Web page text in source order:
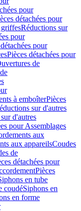
pour
détachées pour
griffesRéductions sur
pour
pour
Pièces détachées pour
de
à emboîterPièces
sur d'autres
d'autres
pour Assemblages
aux
aux appareilsCoudes
de
détachées pour
Pièces
en tube
coudéSiphons en
en forme